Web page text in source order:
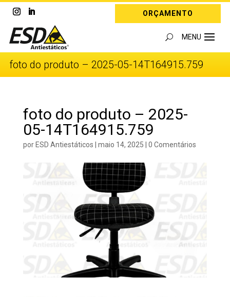
ORÇAMENTO
foto do produto – 2025-05-14T164915.759
foto do produto – 2025-
05-14T164915.759
porESD Antiestáticos | maio 14, 2025 | 0 Comentários